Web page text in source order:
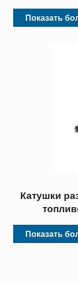
Показать
Катушки
Показать